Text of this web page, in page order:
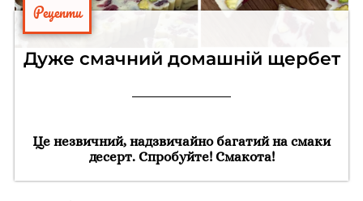
Рецепти
Дуже смачний домашній щербет
Це незвичний, надзвичайно багатий на смаки
десерт. Спробуйте! Смакота!